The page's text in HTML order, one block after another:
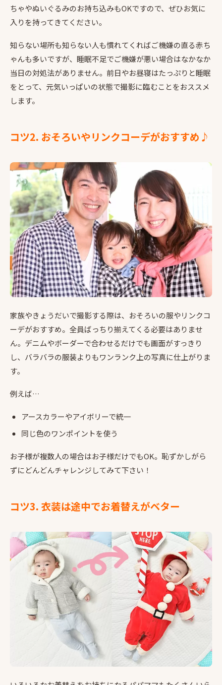
ちゃやぬいぐるみのお持ち込みもOKですので、ぜひお気に
入りを持ってきてください。
知らない場所も知らない人も慣れてくればご機嫌の直る赤ち
ゃんも多いですが、睡眠不足でご機嫌が悪い場合はなかなか
当日の対処法がありません。前日やお昼寝はたっぷりと睡眠
をとって、元気いっぱいの状態で撮影に臨むことをおススメ
します。
コツ2. おそろいやリンクコーデがおすすめ♪
家族やきょうだいで撮影する際は、おそろいの服やリンクコ
ーデがおすすめ。全員ばっちり揃えてくる必要はありませ
ん。デニムやボーダーで合わせるだけでも画面がすっきり
し、バラバラの服装よりもワンランク上の写真に仕上がりま
す。
例えば…
アースカラーやアイボリーで統一
同じ色のワンポイントを使う
お子様が複数人の場合はお子様だけでもOK。恥ずかしがら
ずにどんどんチャレンジしてみて下さい！
コツ3. 衣装は途中でお着替えがベター